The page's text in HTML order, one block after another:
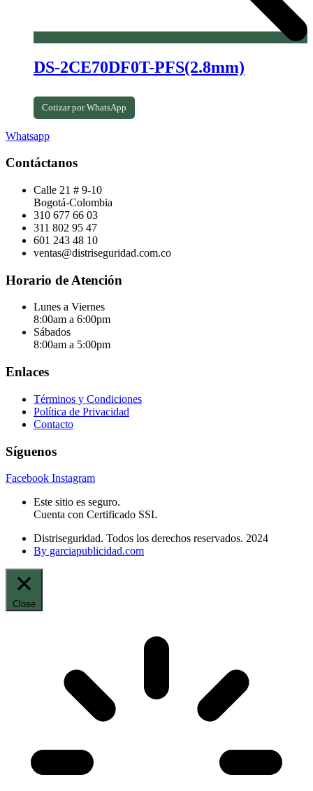
DS-2CE70DF0T-PFS(2.8mm)
Cotizar por WhatsApp
Whatsapp
Contáctanos
Calle 21 # 9-10
Bogotá-Colombia
310 677 66 03
311 802 95 47
601 243 48 10
ventas@distriseguridad.com.co
Horario de Atención
Lunes a Viernes
8:00am a 6:00pm
Sábados
8:00am a 5:00pm
Enlaces
Términos y Condiciones
Política de Privacidad
Contacto
Síguenos
Facebook Instagram
Este sitio es seguro.
Cuenta con Certificado SSL
Distriseguridad. Todos los derechos reservados. 2024
By garciapublicidad.com
Close